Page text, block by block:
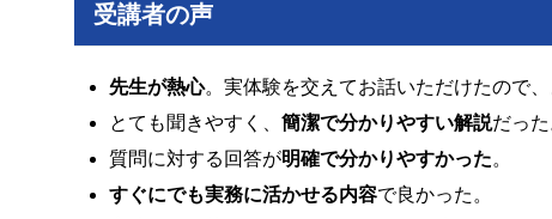
受講者の声
先生が熱心。実体験を交えてお話いただけたので、
とても聞きやすく、 簡潔で分かりやすい解説だった
質問に対する回答が明確で分かりやすかった。
すぐにでも実務に活かせる内容で良かった。